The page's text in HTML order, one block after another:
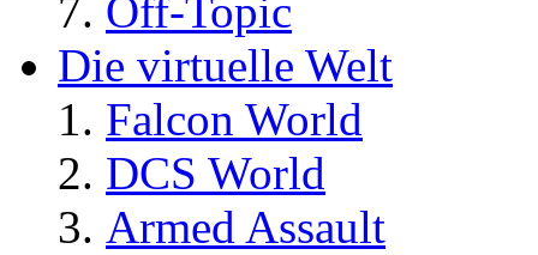
Off-Topic
Die virtuelle Welt
Falcon World
DCS World
Armed Assault